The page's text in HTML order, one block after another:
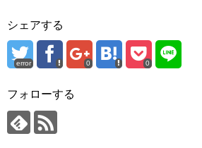
ハン・ヘジン 한혜진 – Still We (여전
한가인 –
「ライフ・ オン・ マーズ」2019年11
レンタル開始！
Jin-Crash Landing On You/ヒョンビン❤️ソン
ョンら同僚芸能人から慰めの言葉が続々 –
九尾狐外伝 メイキング03 ハン・イェ
チョ・ヒョンジェ 조현재 九尾狐
キム・テヒの弟イ・ワン♥イ・ボミ
「まず熱く掃除せよ」女優キム・ユ
【裏芸能】キムユジョンの熱愛彼氏は
いでしょ？” Big News TV
シェアする
error 0 0
フォローする